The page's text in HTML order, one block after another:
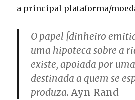
a principal plataforma/
O papel [dinheiro
uma hipoteca sobre a
existe, apoiada por
destinada a quem se
produza. Ayn Rand